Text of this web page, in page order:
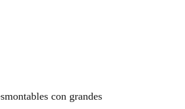
con grandes